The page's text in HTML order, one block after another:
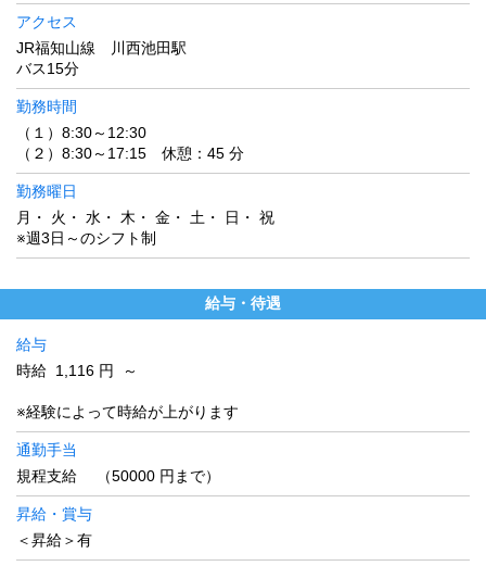
アクセス
JR福知山線 川西池田駅
バス15分
勤務時間
（１）8:30～12:30
（２）8:30～17:15 休憩：45 分
勤務曜日
月・ 火・ 水・ 木・ 金・ 土・ 日・ 祝
※週3日～のシフト制
給与・待遇
給与
時給 1,116 円 ～
※経験によって時給が上がります
通勤手当
規程支給 （50000 円まで）
昇給・賞与
＜昇給＞有